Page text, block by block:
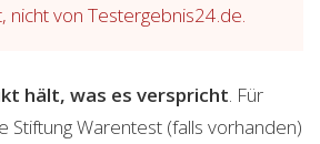
nicht von Testergebnis24.de.
hält, was es verspricht. Für
Stiftung Warentest (falls vorhanden)